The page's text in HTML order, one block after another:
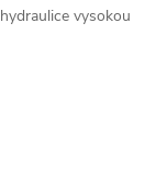
vysokou